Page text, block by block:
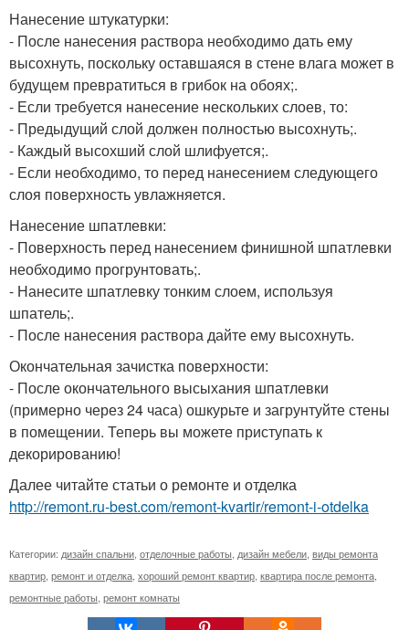
Нанесение штукатурки:
- После нанесения раствора необходимо дать ему
высохнуть, поскольку оставшаяся в стене влага может в
будущем превратиться в грибок на обоях;.
- Если требуется нанесение нескольких слоев, то:
- Предыдущий слой должен полностью высохнуть;.
- Каждый высохший слой шлифуется;.
- Если необходимо, то перед нанесением следующего
слоя поверхность увлажняется.
Нанесение шпатлевки:
- Поверхность перед нанесением финишной шпатлевки
необходимо прогрунтовать;.
- Нанесите шпатлевку тонким слоем, используя
шпатель;.
- После нанесения раствора дайте ему высохнуть.
Окончательная зачистка поверхности:
- После окончательного высыхания шпатлевки
(примерно через 24 часа) ошкурьте и загрунтуйте стены
в помещении. Теперь вы можете приступать к
декорированию!
Далее читайте статьи о ремонте и отделка
http://remont.ru-best.com/remont-kvartir/remont-i-otdelka
Категории: дизайн спальни, отделочные работы, дизайн мебели, виды ремонта
квартир, ремонт и отделка, хороший ремонт квартир, квартира после ремонта,
ремонтные работы, ремонт комнаты